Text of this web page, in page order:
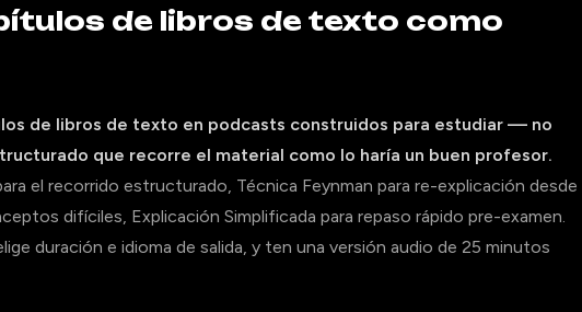
de libros de texto como
de libros de texto en podcasts construidos para estudiar — no
que recorre el material como lo haría un buen profesor.
el recorrido estructurado, Técnica Feynman para re-explicación desde
difíciles, Explicación Simplificada para repaso rápido pre-examen.
duración e idioma de salida, y ten una versión audio de 25 minutos